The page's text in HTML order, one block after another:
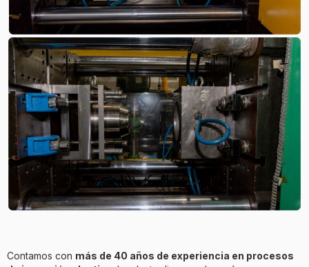
Contamos con más de 40 años de experiencia en procesos